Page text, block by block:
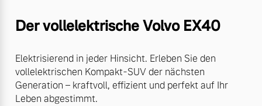
Der vollelektrische Volvo EX40
Elektrisierend in jeder Hinsicht. Erleben Sie den
vollelektrischen Kompakt-SUV der nächsten
Generation – kraftvoll, effizient und perfekt auf Ihr
Leben abgestimmt.